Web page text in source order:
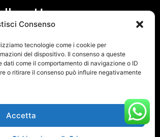
Consenso
tecnologie come i cookie per
del dispositivo. Il consenso a queste
come il comportamento di navigazione o ID
o ritirare il consenso può influire negativamente
Accetta
Us
I
n
s
g
a